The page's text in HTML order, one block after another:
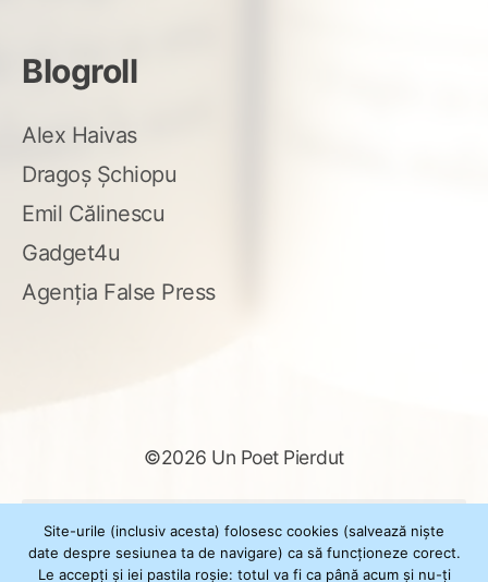
Blogroll
Alex Haivas
Dragoș Șchiopu
Emil Călinescu
Gadget4u
Agenția False Press
©2026 Un Poet Pierdut
după:
Site-urile (inclusiv acesta) folosesc cookies (salvează niște
date despre sesiunea ta de navigare) ca să funcționeze corect.
Le accepți și iei pastila roșie: totul va fi ca până acum și nu-ți